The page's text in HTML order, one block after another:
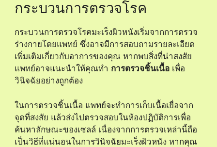
กระบวนการตรวจโรค
กระบวนการตรวจโรคมะเร็งผิวหนังเริ่มจากการตรวจ
ร่างกายโดยแพทย์ ซึ่งอาจมีการสอบถามรายละเอียด
เพิ่มเติมเกี่ยวกับอาการของคุณ หากพบสิ่งที่น่าสงสัย
แพทย์อาจแนะนำให้คุณทำ การตรวจชิ้นเนื้อ เพื่อ
วินิจฉัยอย่างถูกต้อง
ในการตรวจชิ้นเนื้อ แพทย์จะทำการเก็บเนื้อเยื่อจาก
จุดที่สงสัย แล้วส่งไปตรวจสอบในห้องปฏิบัติการเพื่อ
ค้นหาลักษณะของเซลล์ เนื่องจากการตรวจเหล่านี้ถือ
เป็นวิธีที่แน่นอนในการวินิจฉัยมะเร็งผิวหนัง หากคุณ